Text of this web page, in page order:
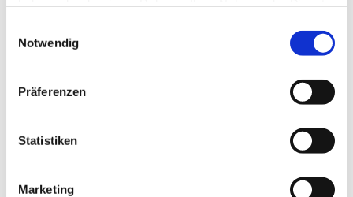
Notwendig
Präferenzen
Statistiken
Marketing